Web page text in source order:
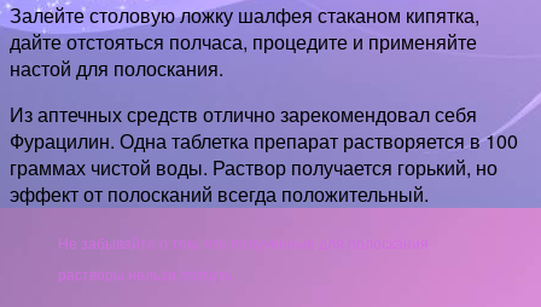
Залейте столовую ложку шалфея стаканом кипятка,
дайте отстояться полчаса, процедите и применяйте
настой для полоскания.
Из аптечных средств отлично зарекомендовал себя
Фурацилин. Одна таблетка препарат растворяется в 100
граммах чистой воды. Раствор получается горький, но
эффект от полосканий всегда положительный.
Не забывайте о том, что полученные для полоскания
растворы нельзя глотать.